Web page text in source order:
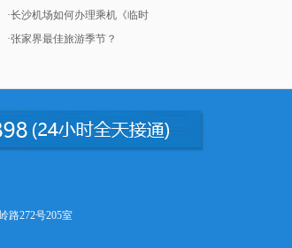
·长沙机场如何办理乘机《临时
·张家界最佳旅游季节？
路272号205室